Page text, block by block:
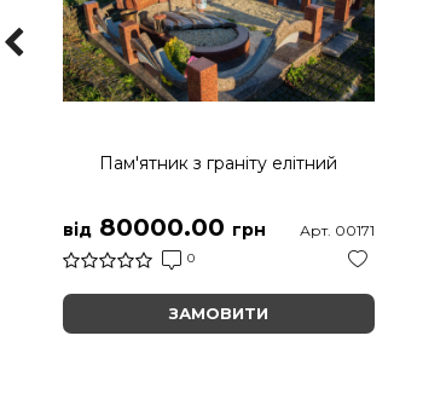
Пам'ятник з граніту елітний
від 80000.00 грн
0
Арт. 00171
ЗАМОВИТИ